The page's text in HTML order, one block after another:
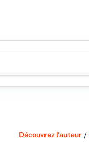
Découvrez l'auteur /